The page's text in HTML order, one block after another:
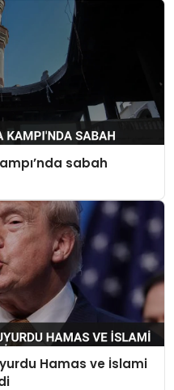
sabah
Hamas ve İslami